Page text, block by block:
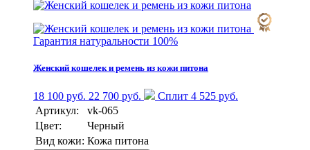
Гарантия натуральности 100%
Женский кошелек и ремень из кожи питона
18 100 руб. 22 700 руб.
Сплит 4 525 руб.
Артикул:
vk-065
Цвет:
Черный
Вид кожи: Кожа питона